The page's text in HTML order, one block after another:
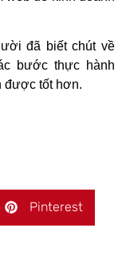
đã biết chút về
bước thực hành
được tốt hơn.
Pinterest